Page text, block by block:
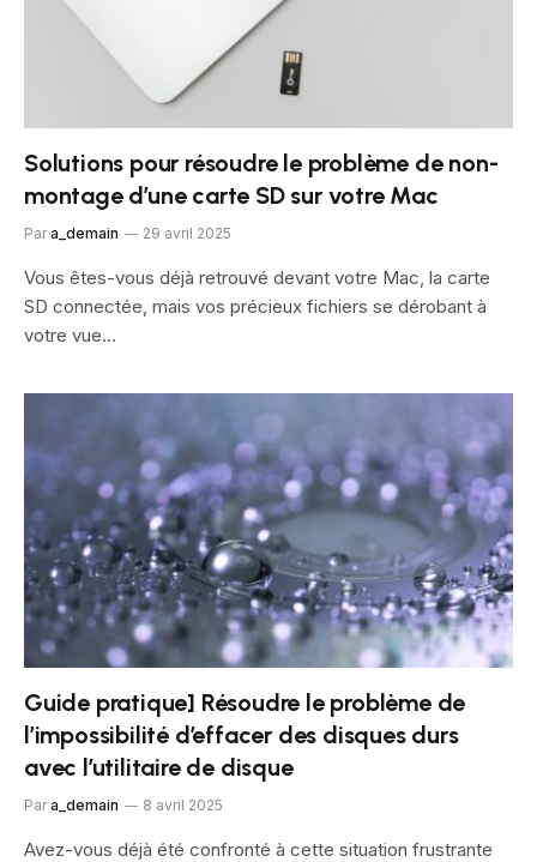
Solutions pour résoudre le problème de non-
montage d’une carte SD sur votre Mac
Par a_demain 29 avril 2025
Vous êtes-vous déjà retrouvé devant votre Mac, la carte
SD connectée, mais vos précieux fichiers se dérobant à
votre vue…
Guide pratique] Résoudre le problème de
l’impossibilité d’effacer des disques durs
avec l’utilitaire de disque
Par a_demain 8 avril 2025
Avez-vous déjà été confronté à cette situation frustrante